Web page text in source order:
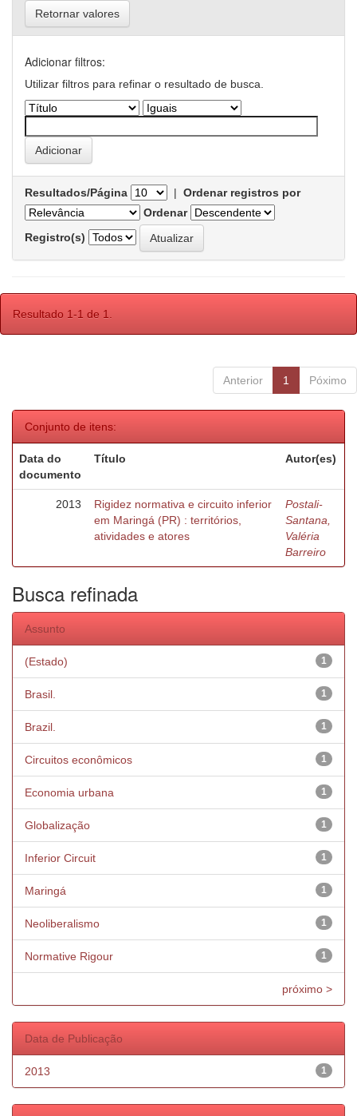
Retornar valores
Adicionar filtros:
Utilizar filtros para refinar o resultado de busca.
Resultados/Página | Ordenar registros por
Ordenar
Registro(s)
Resultado 1-1 de 1.
Anterior 1 Póximo
Conjunto de itens:
Data do
documento
Título Autor(es)
2013
Rigidez normativa e circuito inferior
em Maringá (PR) : territórios,
atividades e atores
Postali-
Santana,
Valéria
Barreiro
Busca refinada
Assunto
1
(Estado)
1
Brasil.
1
Brazil.
1
Circuitos econômicos
1
Economia urbana
1
Globalização
1
Inferior Circuit
1
Maringá
1
Neoliberalismo
1
Normative Rigour
próximo >
Data de Publicação
1
2013